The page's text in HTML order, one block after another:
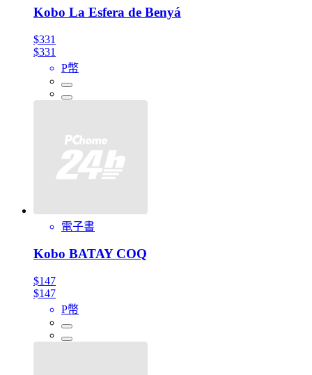
Kobo La Esfera de Benyá
$331
$331
P幣
電子書
Kobo BATAY COQ
$147
$147
P幣